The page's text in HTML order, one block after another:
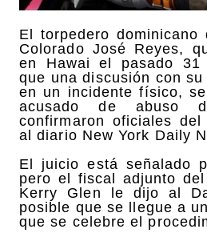
El torpedero
Colorado José Reyes,
en Hawai el pasado 31
que una discusión con
en un incidente físico,
acusado de abuso
confirmaron oficiales
al diario New York Daily
El juicio está señalado
pero el fiscal adjunto
Kerry Glen le dijo al
posible que se llegue a
que se celebre el